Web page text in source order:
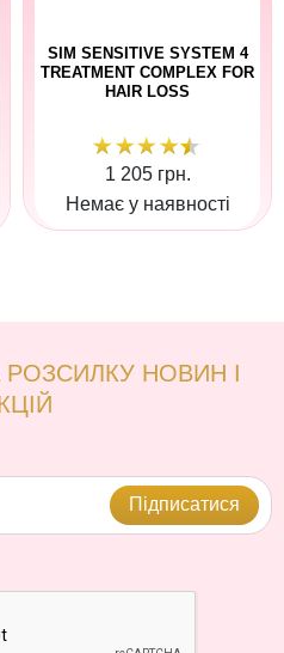
SIM SENSITIVE SYSTEM 4
TREATMENT COMPLEX FOR
HAIR LOSS
1 205 грн.
Немає у наявності
НОВИН І
Підписатися